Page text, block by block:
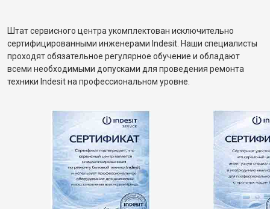
Штат сервисного центра укомплектован исключительно
сертифицированными инженерами Indesit. Наши специалисты
проходят обязательное регулярное обучение и обладают
всеми необходимыми допусками для проведения ремонта
техники Indesit на профессиональном уровне.